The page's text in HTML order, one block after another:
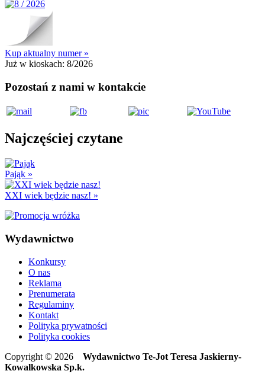
Kup aktualny numer »
Już w kioskach: 8/2026
Pozostań z nami w kontakcie
Najczęściej czytane
Pająk »
XXI wiek będzie nasz! »
Wydawnictwo
Konkursy
O nas
Reklama
Prenumerata
Regulaminy
Kontakt
Polityka prywatności
Polityka cookies
Copyright © 2026 Wydawnictwo Te-Jot Teresa Jaskierny-
Kowalkowska Sp.k.